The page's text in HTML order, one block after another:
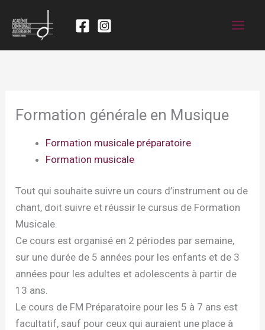
Formation générale en Musique
Formation musicale préparatoire
Formation musicale
Tout qui souhaite suivre un cours d’instrument ou de
chant, doit suivre et réussir le cursus de Formation
Musicale.
Ce cours est organisé en 2 périodes par semaine,
sur une durée de 5 années pour les enfants et de 3
années pour les adultes et adolescents à partir de
13 ans.
Le cours de FM Préparatoire pour les 5 à 7 ans est
facultatif, sauf pour ceux qui auraient une place à